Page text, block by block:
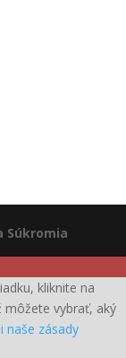
Súkromia
kliknite na
môžete vybrať, aký
naše zásady